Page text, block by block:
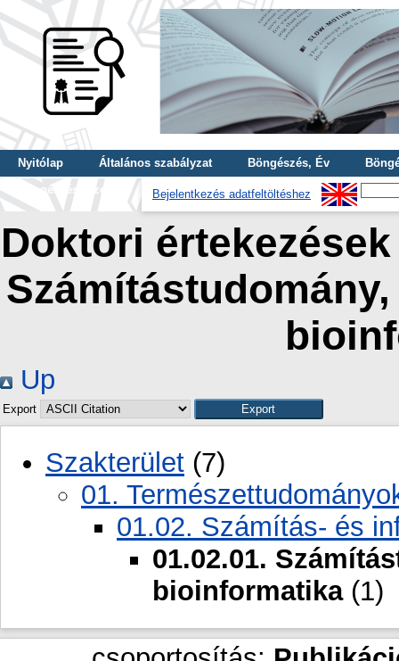
Nyitólap Általános szabályzat Böngészés, Év
Böngészés, Szerző
Bejelentkezés adatfeltöltéshez
Doktori
Up
Export
Szakterület (7)
01.
01.02. Számítás- és
01.02.01.
bioinformatika(1)